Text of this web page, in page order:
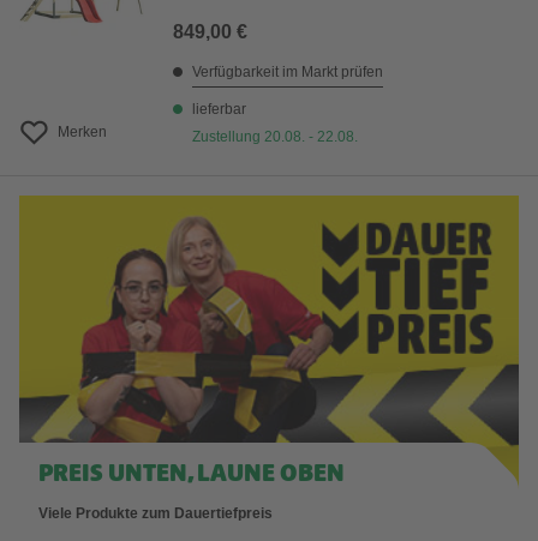
Merken
849,00 €
Verfügbarkeit im Markt prüfen
lieferbar
Zustellung 20.08. - 22.08.
PREIS UNTEN, LAUNE OBEN
Viele Produkte zum Dauertiefpreis